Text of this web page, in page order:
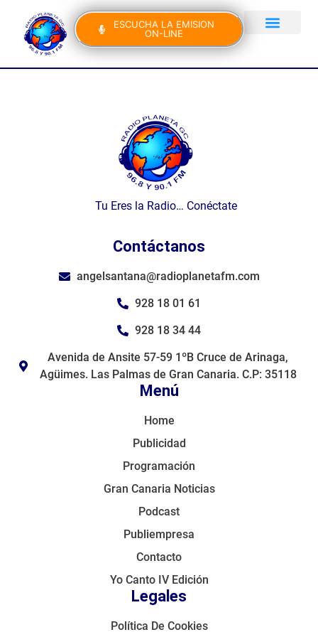
ESCUCHA LA EMISION
ON-LINE
Tu Eres la Radio… Conéctate
Menú
Home
Publicidad
Programación
Gran Canaria Noticias
Podcast
Publiempresa
Contacto
Yo Canto IV Edición
Legales
Política De Cookies
Contáctanos
angelsantana@radioplanetafm.com
928 18 01 61
928 18 34 44
Avenida de Ansite 57-59 1ºB Cruce de Arinaga,
Agüimes. Las Palmas de Gran Canaria. C.P: 35118